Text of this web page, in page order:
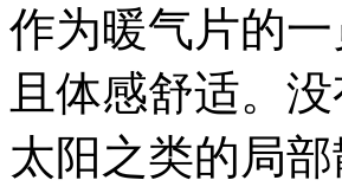
作为暖气片的
且体感舒适。
太阳之类的局